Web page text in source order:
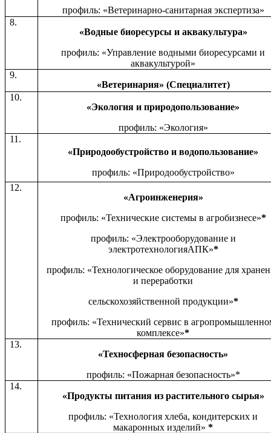
профиль: «Ветеринарно-санитарная экспертиза»
8.
«Водные биоресурсы и аквакультура»
профиль: «Управление водными биоресурсами и
аквакультурой»
9.
«Ветеринария» (Специалитет)
10.
«Экология и природопользование»
профиль: «Экология»
11.
«Природообустройство и водопользование»
профиль: «Природообустройство»
12.
«Агроинженерия»
профиль: «Технические системы в агробизнесе»*
профиль: «Электрооборудование и
электротехнологияАПК»*
профиль: «Технологическое оборудование для
и переработки
сельскохозяйственной продукции»*
профиль: «Технический сервис в
комплексе»*
13.
«Техносферная безопасность»
профиль: «Пожарная безопасность»*
14.
«Продукты питания из растительного сырья»
профиль: «Технология хлеба, кондитерских и
макаронных изделий» *